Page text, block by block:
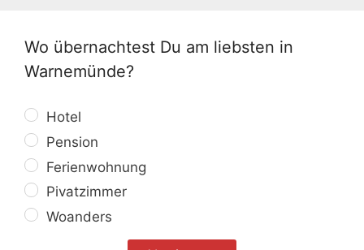
Wo übernachtest Du am liebsten in
Warnemünde?
Hotel
Pension
Ferienwohnung
Pivatzimmer
Woanders